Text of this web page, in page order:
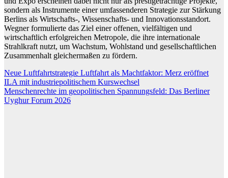
sondern als Instrumente einer umfassenderen Strategie zur Stärkung
Berlins als Wirtschafts-, Wissenschafts- und Innovationsstandort.
Wegner formulierte das Ziel einer offenen, vielfältigen und
wirtschaftlich erfolgreichen Metropole, die ihre internationale
Strahlkraft nutzt, um Wachstum, Wohlstand und gesellschaftlichen
Zusammenhalt gleichermaßen zu fördern.
Beitragsnavigation
Neue Luftfahrtstrategie Luftfahrt als Machtfaktor: Merz eröffnet
ILA mit industriepolitischem Kurswechsel
Menschenrechte im geopolitischen Spannungsfeld: Das Berliner
Uyghur Forum 2026